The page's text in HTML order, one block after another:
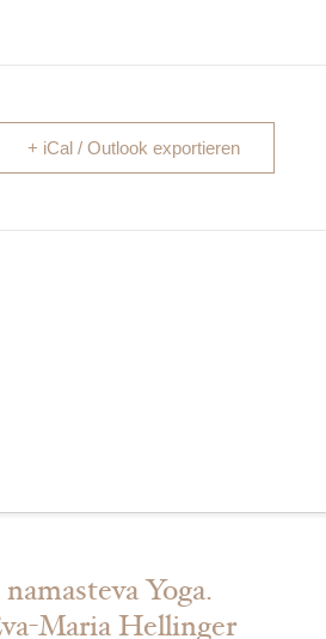
+ iCal / Outlook exportieren
namasteva Yoga.
Maria Hellinger